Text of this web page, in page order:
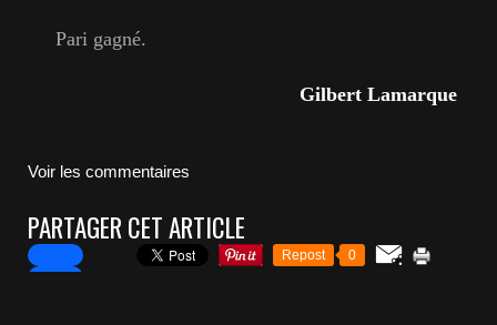
Pari gagné.
Gilbert Lamarque
Voir les commentaires
PARTAGER CET ARTICLE
Repost 0